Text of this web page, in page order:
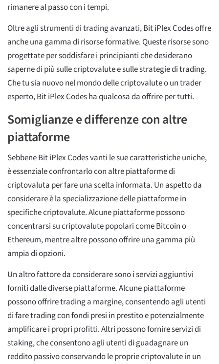
rimanere al passo con i tempi.
Oltre agli strumenti di trading avanzati, Bit iPlex Codes offre
anche una gamma di risorse formative. Queste risorse sono
progettate per soddisfare i principianti che desiderano
saperne di più sulle criptovalute e sulle strategie di trading.
Che tu sia nuovo nel mondo delle criptovalute o un trader
esperto, Bit iPlex Codes ha qualcosa da offrire per tutti.
Somiglianze e differenze con altre
piattaforme
Sebbene Bit iPlex Codes vanti le sue caratteristiche uniche,
è essenziale confrontarlo con altre piattaforme di
criptovaluta per fare una scelta informata. Un aspetto da
considerare è la specializzazione delle piattaforme in
specifiche criptovalute. Alcune piattaforme possono
concentrarsi su criptovalute popolari come Bitcoin o
Ethereum, mentre altre possono offrire una gamma più
ampia di opzioni.
Un altro fattore da considerare sono i servizi aggiuntivi
forniti dalle diverse piattaforme. Alcune piattaforme
possono offrire trading a margine, consentendo agli utenti
di fare trading con fondi presi in prestito e potenzialmente
amplificare i propri profitti. Altri possono fornire servizi di
staking, che consentono agli utenti di guadagnare un
reddito passivo conservando le proprie criptovalute in un